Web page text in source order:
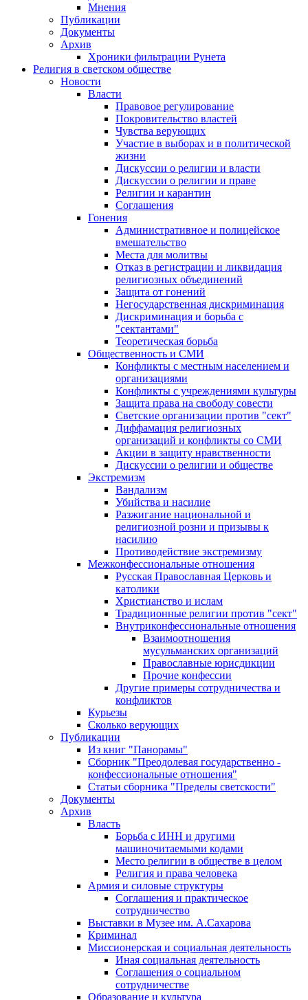
Мнения
Публикации
Документы
Архив
Хроники фильтрации Рунета
Религия в светском обществе
Новости
Власти
Правовое регулирование
Покровительство властей
Чувства верующих
Участие в выборах и в политической
жизни
Дискуссии о религии и власти
Дискуссии о религии и праве
Религии и карантин
Соглашения
Гонения
Административное и полицейское
вмешательство
Места для молитвы
Отказ в регистрации и ликвидация
религиозных объединений
Защита от гонений
Негосударственная дискриминация
Дискриминация и борьба с
"сектантами"
Теоретическая борьба
Общественность и СМИ
Конфликты с местным населением и
организациями
Конфликты с учреждениями культуры
Защита права на свободу совести
Светские организации против "сект"
Диффамация религиозных
организаций и конфликты со СМИ
Акции в защиту нравственности
Дискуссии о религии и обществе
Экстремизм
Вандализм
Убийства и насилие
Разжигание национальной и
религиозной розни и призывы к
насилию
Противодействие экстремизму
Межконфессиональные отношения
Русская Православная Церковь и
католики
Христианство и ислам
Традиционные религии против "сект"
Внутриконфессиональные отношения
Взаимоотношения
мусульманских организаций
Православные юрисдикции
Прочие конфессии
Другие примеры сотрудничества и
конфликтов
Курьезы
Сколько верующих
Публикации
Из книг "Панорамы"
Сборник "Преодолевая государственно -
конфессиональные отношения"
Статьи сборника "Пределы светскости"
Документы
Архив
Власть
Борьба с ИНН и другими
машиночитаемыми кодами
Место религии в обществе в целом
Религия и права человека
Армия и силовые структуры
Соглашения и практическое
сотрудничество
Выставки в Музее им. А.Сахарова
Криминал
Миссионерская и социальная деятельность
Иная социальная деятельность
Соглашения о социальном
сотрудничестве
Образование и культура